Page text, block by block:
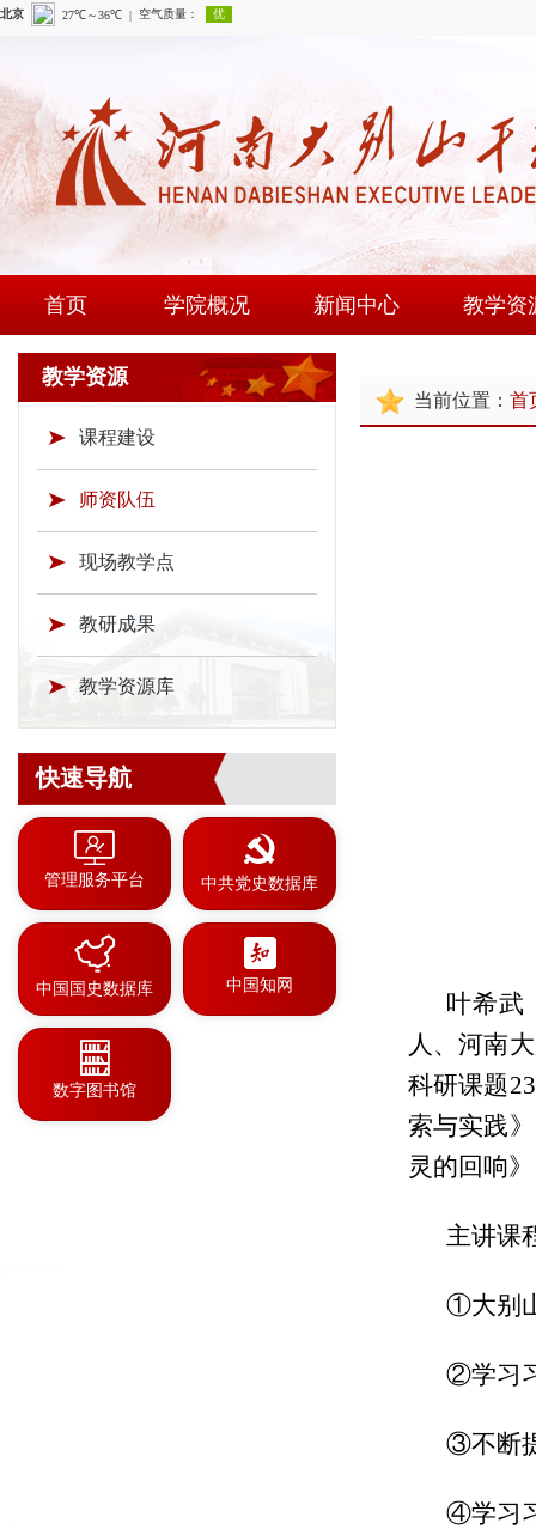
首页 学院概况
学院简介
现任领导
新闻中心
通知公告
教学资
师资队
教学资源
课程建设
师资队伍
现场教学点
教研成果
教学资源库
快速导航
管理服务平台 中共党史数据库
中国国史数据库 中国知网
数字图书馆
当前位置： 首
叶希武
人、河南
科研课题
索与实践
灵的回响
主讲课
①大别
②学习
③不断
④学习